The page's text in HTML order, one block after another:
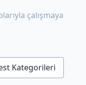
çalışmaya
Kategorileri